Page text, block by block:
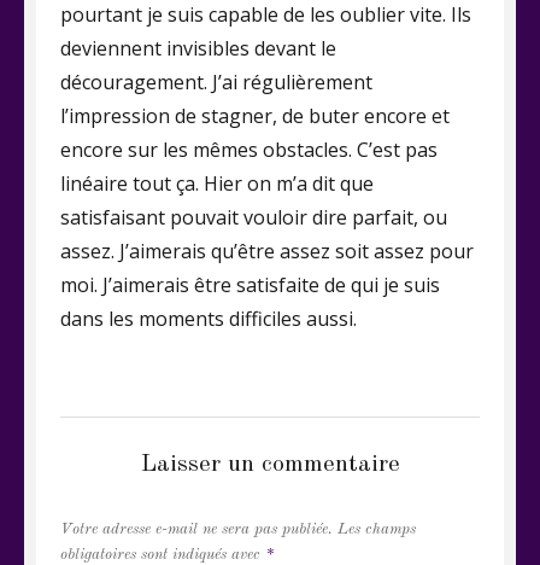
pourtant je suis capable de les oublier vite. Ils
deviennent invisibles devant le
découragement. J’ai régulièrement
l’impression de stagner, de buter encore et
encore sur les mêmes obstacles. C’est pas
linéaire tout ça. Hier on m’a dit que
satisfaisant pouvait vouloir dire parfait, ou
assez. J’aimerais qu’être assez soit assez pour
moi. J’aimerais être satisfaite de qui je suis
dans les moments difficiles aussi.
Laisser un commentaire
Votre adresse e-mail ne sera pas publiée. Les champs
obligatoires sont indiqués avec *